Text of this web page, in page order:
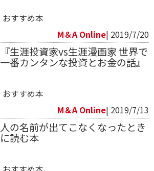
おすすめ本
M＆A Online| 2019/7/20
『生涯投資家vs生涯漫画家 世界で
一番カンタンな投資とお金の話』
おすすめ本
M＆A Online| 2019/7/13
人の名前が出てこなくなったとき
に読む本